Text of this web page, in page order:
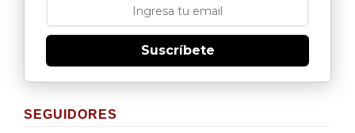
Suscríbete
SEGUIDORES